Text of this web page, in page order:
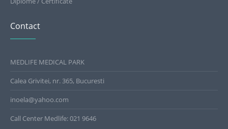
Contact
MEDLIFE MEDICAL PARK
Calea Grivitei, nr. 365, Bucuresti
inoela@yahoo.com
Call Center Medlife: 021 9646